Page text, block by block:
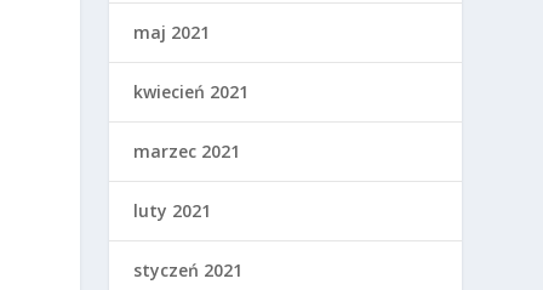
maj 2021
kwiecień 2021
marzec 2021
luty 2021
styczeń 2021